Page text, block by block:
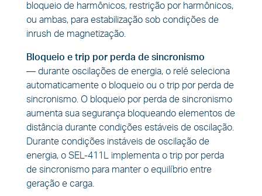
bloqueio de harmônicos, restrição por harmônicos,
ou ambas, para estabilização sob condições de
inrush de magnetização.
Bloqueio e trip por perda de sincronismo
— durante oscilações de energia, o relé seleciona
automaticamente o bloqueio ou o trip por perda de
sincronismo. O bloqueio por perda de sincronismo
aumenta sua segurança bloqueando elementos de
distância durante condições estáveis de oscilação.
Durante condições instáveis de oscilação de
energia, o SEL-411L implementa o trip por perda
de sincronismo para manter o equilíbrio entre
geração e carga.